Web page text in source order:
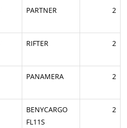
PARTNER 2
RIFTER 2
PANAMERA 2
BENYCARGO
FL11S
2